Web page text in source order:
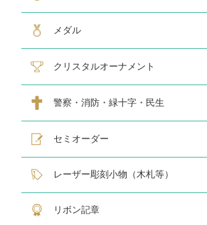
スタンダードブロンズ
各種専用ブロンズ
ゴルフ専用ブロンズ
メダル・レリーフ交換式ブロンズ
ハローキティブロンズ
メダル
スタンダードメダル
大きなメダル(70mmφ～)
レリーフ式勲章型メダル
オリジナルメダル
メダルケース
クリスタルオーナメント
スタンダードクリスタル１
スタンダードクリスタル２
ゴルフ専用クリスタル
警察・消防・緑十字・民生
レリーフ交換式各種
民生・緑十字専用楯
自衛隊専用
警察消防関連メダル
セミオーダー
サンドブラスト
レーザー彫刻楯
フルカラーダイレクトプリント
インクジェットプリントエポ
オリジナル木札
レーザー彫刻小物（木札等）
リボン記章